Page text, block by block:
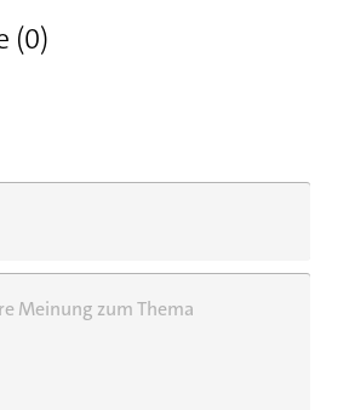
(0)
Meinung zum Thema